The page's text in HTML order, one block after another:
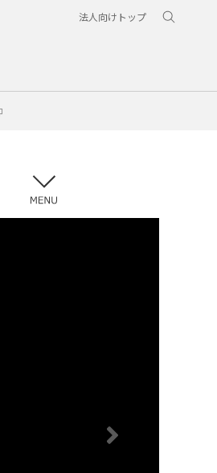
法人向けトップ